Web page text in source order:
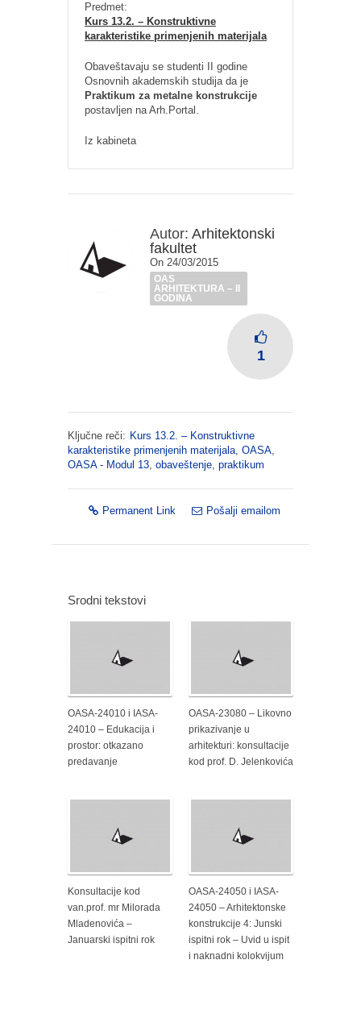
Predmet:
Kurs 13.2. – Konstruktivne
karakteristike primenjenih materijala
Obaveštavaju se studenti II godine
Osnovnih akademskih studija da je
Praktikum za metalne konstrukcije
postavljen na Arh.Portal.
Iz kabineta
Autor: Arhitektonski
fakultet
On 24/03/2015
OAS
ARHITEKTURA – II
GODINA
1
Ključne reči: Kurs 13.2. – Konstruktivne
karakteristike primenjenih materijala, OASA,
OASA - Modul 13, obaveštenje, praktikum
Permanent Link Pošalji emailom
Srodni tekstovi
OASA-24010 i IASA-
24010 – Edukacija i
prostor: otkazano
predavanje
OASA-23080 – Likovno
prikazivanje u
arhitekturi: konsultacije
kod prof. D. Jelenkovića
Konsultacije kod
van.prof. mr Milorada
Mladenovića –
Januarski ispitni rok
OASA-24050 i IASA-
24050 – Arhitektonske
konstrukcije 4: Junski
ispitni rok – Uvid u ispit
i naknadni kolokvijum